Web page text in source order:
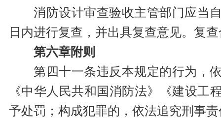
消防设计审查验收主管部门应当
日内进行复查，并出具复查意见。复
第六章附则
第四十一条违反本规定的行为，
《中华人民共和国消防法》《建设工
予处罚；构成犯罪的，依法追究刑事